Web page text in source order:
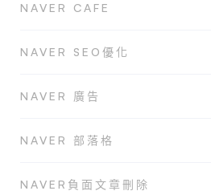
NAVER CAFE
NAVER SEO優化
NAVER 廣告
NAVER 部落格
NAVER負面文章刪除